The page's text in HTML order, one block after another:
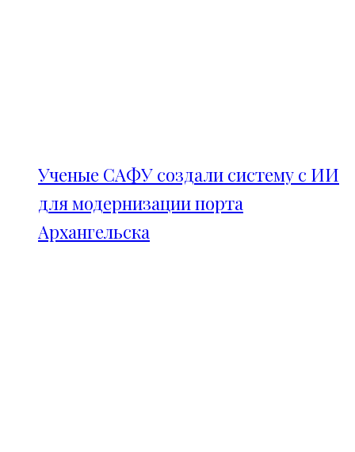
Ученые САФУ создали систему с ИИ
для модернизации порта
Архангельска